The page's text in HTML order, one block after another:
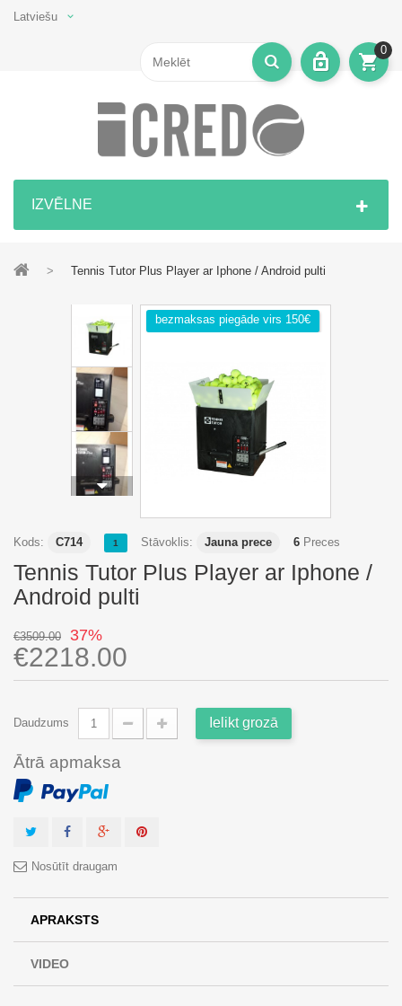
Latviešu
0
IZVĒLNE
> Tennis Tutor Plus Player ar Iphone / Android pulti
bezmaksas piegāde virs 150€
Kods: C714 1 Stāvoklis: Jauna prece 6 Preces
Tennis Tutor Plus Player ar Iphone /
Android pulti
€3509.00 37%
€2218.00
Daudzums Ielikt grozā
Ātrā apmaksa
Nosūtīt draugam
APRAKSTS
VIDEO